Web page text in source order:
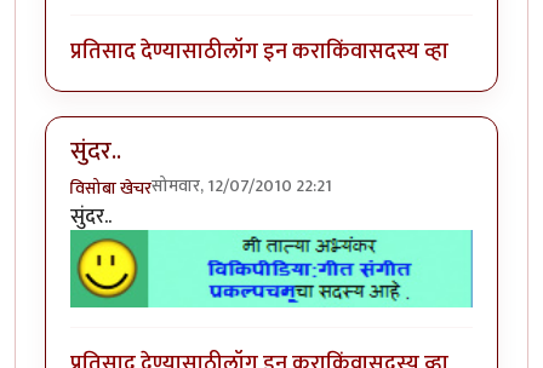
प्रतिसाद देण्यासाठीलॉग इन कराकिंवासदस्य व्हा
सुंदर..
विसोबा खेचरसोमवार, 12/07/2010 22:21
सुंदर..